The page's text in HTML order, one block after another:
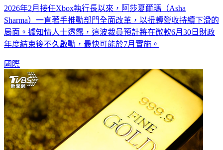
2026年2月接任Xbox執行長以來，阿莎夏爾瑪（Asha
Sharma）一直著手推動部門全面改革，以扭轉營收持續下滑的
局面。據知情人士透露，這波裁員預計將在微軟6月30日財政
年度結束後不久啟動，最快可能於7月實施。
國際